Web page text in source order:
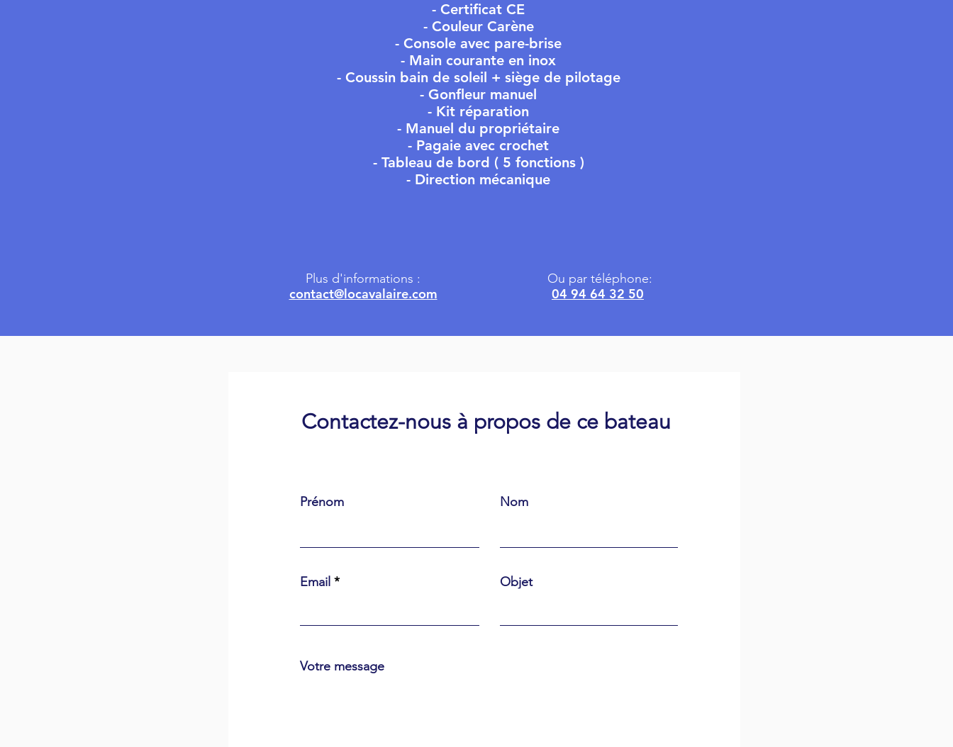
- Certificat CE
- Couleur Carène
- Console avec pare-brise
- Main courante en inox
- Coussin bain de soleil + siège de pilotage
- Gonfleur manuel
- Kit réparation
- Manuel du propriétaire
- Pagaie avec crochet
- Tableau de bord ( 5 fonctions )
- Direction mécanique
Plus d'informations :
contact@locavalaire.com
Ou par téléphone:
04 94 64 32 50
Contactez-nous à propos de ce bateau
Prénom Nom
Email Objet
Votre message